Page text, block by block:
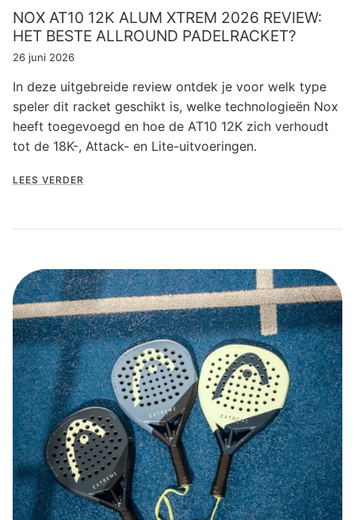
NOX AT10 12K ALUM XTREM 2026 REVIEW:
HET BESTE ALLROUND PADELRACKET?
26 juni 2026
In deze uitgebreide review ontdek je voor welk type
speler dit racket geschikt is, welke technologieën Nox
heeft toegevoegd en hoe de AT10 12K zich verhoudt
tot de 18K-, Attack- en Lite-uitvoeringen.
LEES VERDER